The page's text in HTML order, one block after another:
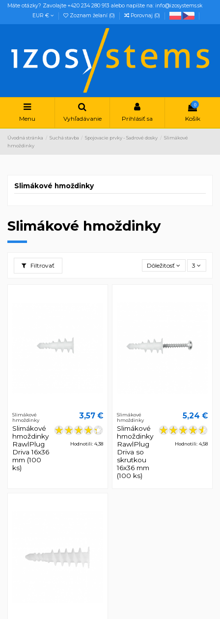
Máte otázky? Zavolajte +420 234 280 913 alebo napíšte na: info@izosystems.sk
EUR €
Zoznam želaní (0) Porovnaj (0)
Menu Vyhľadávanie Prihlásiť sa
0
Košík
Úvodná stránka Suchá stavba Spojovacie prvky - Sadrové dosky
Slimákové
hmoždinky
Slimákové hmoždinky
Filtrovať Dôležitosť 3
Slimákové
hmoždinky
Slimákové
hmoždinky
RawlPlug
Driva 16x36
mm (100
ks)
3,57 €
Hodnotili: 4,38
Slimákové
hmoždinky
Slimákové
hmoždinky
RawlPlug
Driva so
skrutkou
16x36 mm
(100 ks)
5,24 €
Hodnotili: 4,58
Slimákové hmoždinky